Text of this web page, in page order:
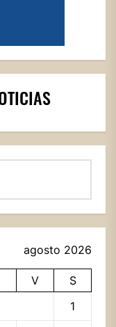
agosto 2026
V
S
1